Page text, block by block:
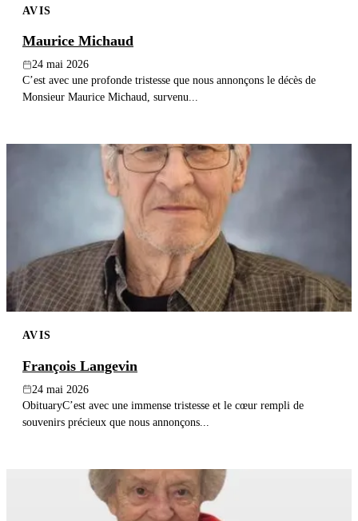
AVIS
Maurice Michaud
24 mai 2026
C’est avec une profonde tristesse que nous annonçons le décès de
Monsieur Maurice Michaud, survenu...
AVIS
François Langevin
24 mai 2026
ObituaryC’est avec une immense tristesse et le cœur rempli de
souvenirs précieux que nous annonçons...